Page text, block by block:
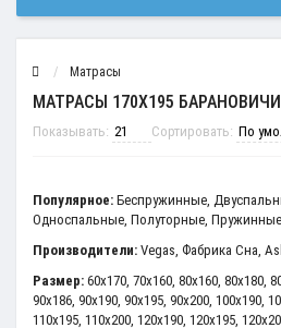
Матрасы
МАТРАСЫ 170Х195 БАРАНОВИЧИ
Показывать: Сортировать:
Популярное: Беспружинные,
Односпальные, Полуторные, Пружинные
Производители: Vegas, Фабрика Сна,
Размер: 60x170, 70x160, 80x160, 80x180,
90x186, 90x190, 90x195, 90x200, 100x190,
110x195, 110x200, 120x190, 120x195,